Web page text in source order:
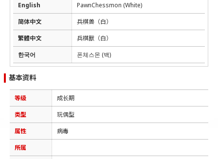
English
PawnChessmon (White)
简体中文
兵棋兽（白）
繁體中文
兵棋獸（白）
한국어
폰체스몬 (백)
基本资料
等级
成长期
类型
玩偶型
属性
病毒
所属